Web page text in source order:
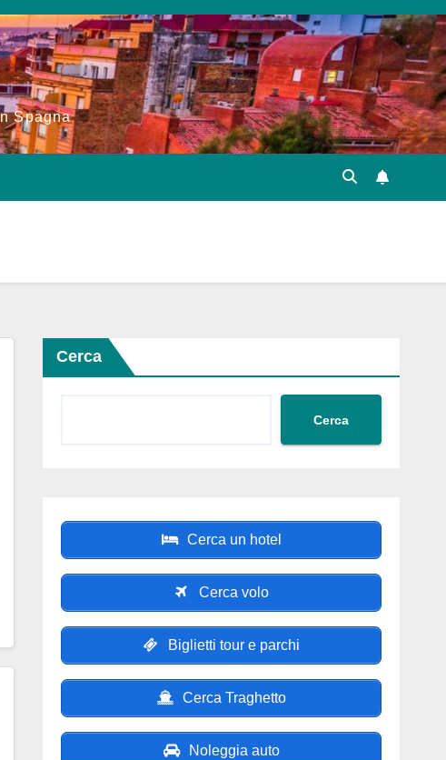
Spagna
Cerca
Cerca
Cerca un hotel
Cerca volo
Biglietti tour e parchi
Cerca Traghetto
Noleggia auto